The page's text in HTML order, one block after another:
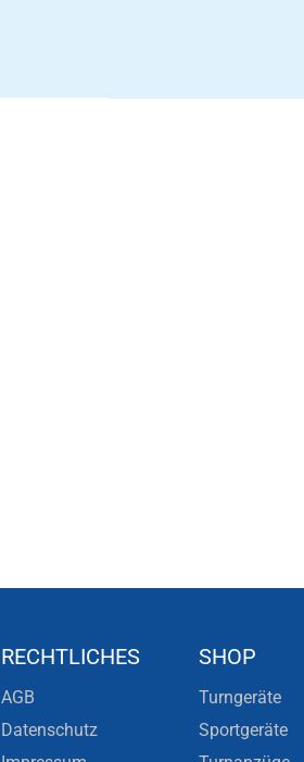
RECHTLICHES
AGB
Datenschutz
SHOP
Turngeräte
Sportgeräte